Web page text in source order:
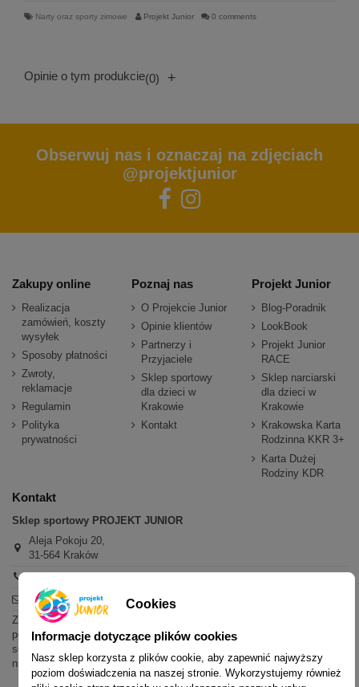
Narty oraz sporty zimowe Projekt Junior 0 comments
Opinie o tym produkcie(0) +
Obserwuj nas i oznaczaj na zdjęciach
@projektjunior
Zakupy online
Realizacja
zamówień, koszty
wysyłek
Sposoby płatności
Zwroty,
reklamacje
Regulamin
Polityka
prywatności
Poznaj nas
O Projekcie Junior
Opinie klientów
Partnerzy i
Przyjaciele
Sklep sportowy
dla dzieci w
Krakowie
Kontakt
Projekt Junior
Blog-Poradnik
LookBook
Projekt Junior
RACE
Sklep narciarski
dla dzieci w
Krakowie
Krakowska Karta
Rodzinna KKR 3+
Karta Dużej
Rodziny KDR
Kontakt
Sklep sportowy PROJEKT JUNIOR
Aleja Pokoju 20,
31-564 Kraków
sklep@projektjunior.pl
Zapraszamy do sklepu stacjonarnego:
poniedziałek - piątek: 11.00-19.00
sobota: 10.00-14.00
niedziela (każda): nieczynne
Cookies
Informacje dotyczące plików cookies
Nasz sklep korzysta z plików cookie, aby zapewnić najwyższy
poziom doświadczenia na naszej stronie. Wykorzystujemy również